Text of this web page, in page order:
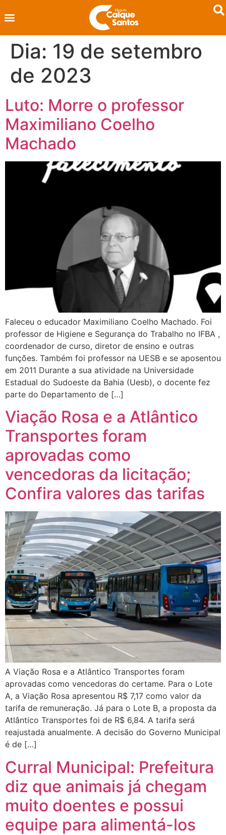
Dia: 19 de setembro
de 2023
Luto: Morre o professor
Maximiliano Coelho
Machado
Faleceu o educador Maximiliano Coelho Machado. Foi
professor de Higiene e Segurança do Trabalho no IFBA ,
coordenador de curso, diretor de ensino e outras
funções. Também foi professor na UESB e se aposentou
em 2011 Durante a sua atividade na Universidade
Estadual do Sudoeste da Bahia (Uesb), o docente fez
parte do Departamento de […]
Viação Rosa e a Atlântico
Transportes foram
aprovadas como
vencedoras da licitação;
Confira valores das tarifas
A Viação Rosa e a Atlântico Transportes foram
aprovadas como vencedoras do certame. Para o Lote
A, a Viação Rosa apresentou R$ 7,17 como valor da
tarifa de remuneração. Já para o Lote B, a proposta da
Atlântico Transportes foi de R$ 6,84. A tarifa será
reajustada anualmente. A decisão do Governo Municipal
é de […]
Curral Municipal: Prefeitura
diz que animais já chegam
muito doentes e possui
equipe para alimentá-los